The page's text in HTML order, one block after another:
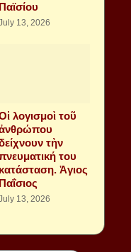
Παϊσίου
13, 2026
λογισμοὶ τοῦ
τὴν
του
κατάσταση. Ἁγιος
Παΐσιος
13, 2026